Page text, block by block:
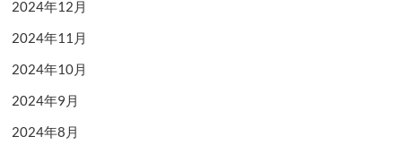
2024年12月
2024年11月
2024年10月
2024年9月
2024年8月